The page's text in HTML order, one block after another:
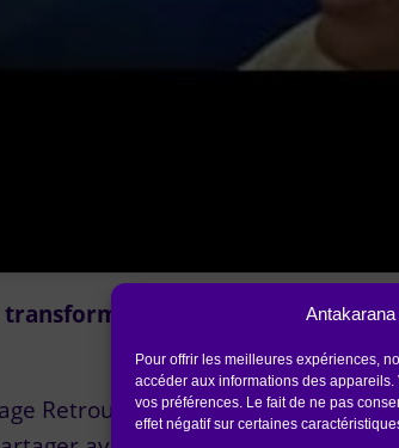
Pour offrir les meilleures expériences,
accéder aux informations des
vos préférences. Le fait de ne pas
effet négatif sur certaines
ces événements
prendre contact
Retrouver l’Enfant en Soi,je vais